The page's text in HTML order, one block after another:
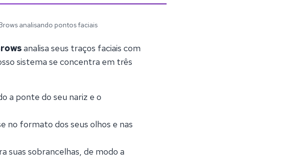
analisando pontos faciais
analisa seus traços faciais com
sistema se concentra em três
a ponte do seu nariz e o
no formato dos seus olhos e nas
suas sobrancelhas, de modo a